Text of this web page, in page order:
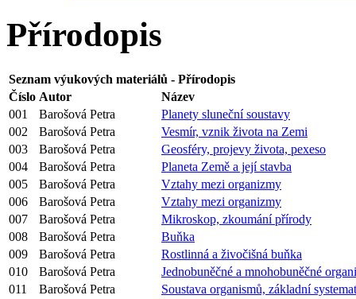
Přírodopis
Seznam výukových materiálů - Přírodopis
Číslo Autor
Název
001
Barošová Petra
Planety sluneční soustavy
002
Barošová Petra
Vesmír, vznik života na Zemi
003
Barošová Petra
Geosféry, projevy života, pexeso
004
Barošová Petra
Planeta Země a její stavba
005
Barošová Petra
Vztahy mezi organizmy
006
Barošová Petra
Vztahy mezi organizmy
007
Barošová Petra
Mikroskop, zkoumání přírody
008
Barošová Petra
Buňka
009
Barošová Petra
Rostlinná a živočišná buňka
010
Barošová Petra
Jednobuněčné a mnohobuněčné
011
Barošová Petra
Soustava organismů, základní